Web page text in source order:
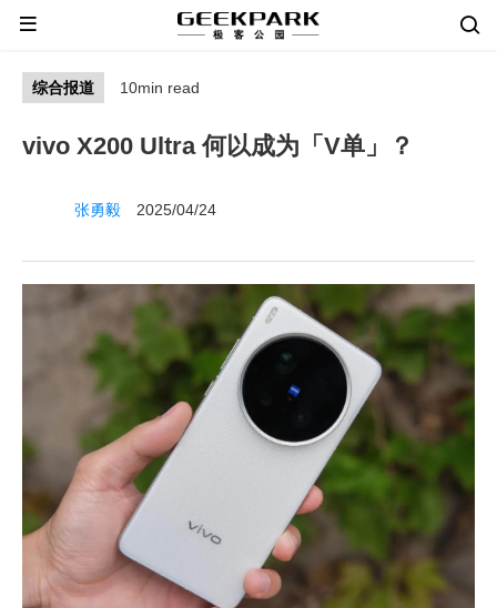
综合报道 10min read
vivo X200 Ultra 何以成为「V单」？
张勇毅 2025/04/24